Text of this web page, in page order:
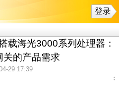
登录
载海光3000系列处理器：
关的产品需求
29 17:39